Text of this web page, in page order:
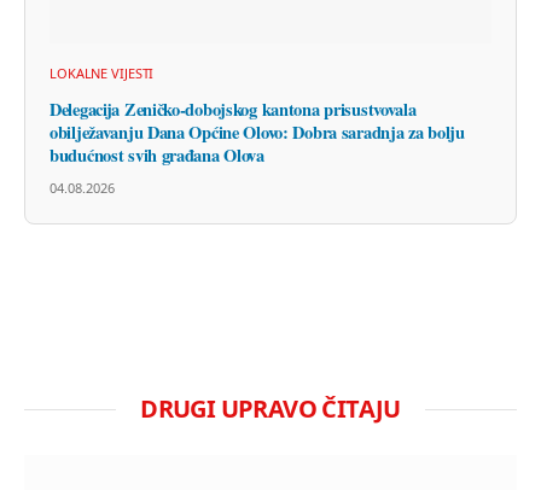
LOKALNE VIJESTI
Delegacija Zeničko-dobojskog kantona prisustvovala
obilježavanju Dana Općine Olovo: Dobra saradnja za bolju
budućnost svih građana Olova
04.08.2026
DRUGI UPRAVO ČITAJU